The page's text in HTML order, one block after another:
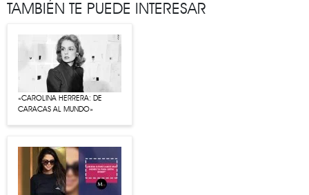
TAMBIÉN TE PUEDE INTERESAR
«CAROLINA HERRERA: DE
CARACAS AL MUNDO»